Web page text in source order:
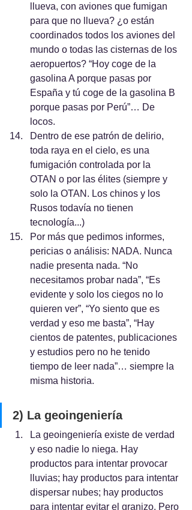
llueva, con aviones que fumigan
para que no llueva? ¿o están
coordinados todos los aviones del
mundo o todas las cisternas de los
aeropuertos? “Hoy coge de la
gasolina A porque pasas por
España y tú coge de la gasolina B
porque pasas por Perú”… De
locos.
Dentro de ese patrón de delirio,
toda raya en el cielo, es una
fumigación controlada por la
OTAN o por las élites (siempre y
solo la OTAN. Los chinos y los
Rusos todavía no tienen
tecnología...)
Por más que pedimos informes,
pericias o análisis: NADA. Nunca
nadie presenta nada. “No
necesitamos probar nada”, “Es
evidente y solo los ciegos no lo
quieren ver”, “Yo siento que es
verdad y eso me basta”, “Hay
cientos de patentes, publicaciones
y estudios pero no he tenido
tiempo de leer nada”… siempre la
misma historia.
2) La geoingeniería
La geoingeniería existe de verdad
y eso nadie lo niega. Hay
productos para intentar provocar
lluvias; hay productos para intentar
dispersar nubes; hay productos
para intentar evitar el granizo. Pero